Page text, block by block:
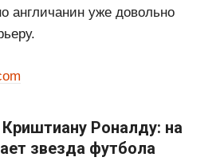
англичанин уже довольно
Роналду: на
звезда футбола